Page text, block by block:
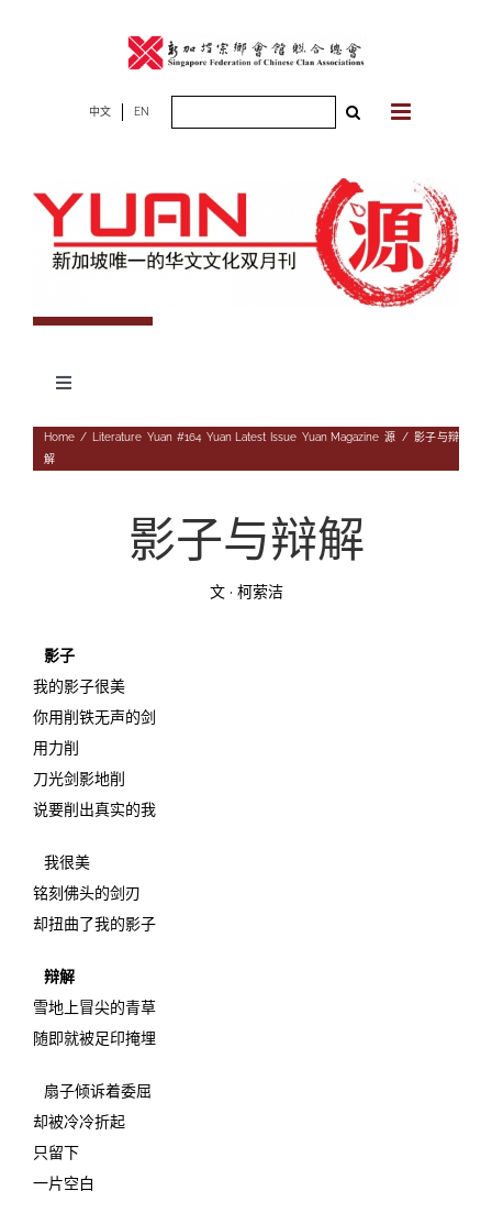
中文 EN
Toggle
专题
历史
文学
180期
179期
178期
177期
“本土文学”栏目征稿
《源》杂志简介
编委会
联系我们
登录
{username} | 退出
Home / Literature,Yuan #164, Yuan Latest Issue, Yuan Magazine ,源 / 影子与辩
解
影子与辩解
文 · 柯萦洁
影子
我的影子很美
你用削铁无声的剑
用力削
刀光剑影地削
说要削出真实的我
我很美
铭刻佛头的剑刃
却扭曲了我的影子
辩解
雪地上冒尖的青草
随即就被足印掩埋
扇子倾诉着委屈
却被冷冷折起
只留下
一片空白